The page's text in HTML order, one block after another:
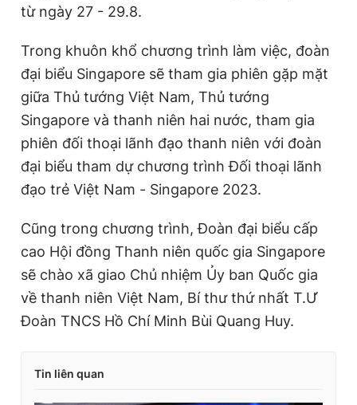
từ ngày 27 - 29.8.
Trong khuôn khổ chương trình làm việc, đoàn
đại biểu Singapore sẽ tham gia phiên gặp mặt
giữa Thủ tướng Việt Nam, Thủ tướng
Singapore và thanh niên hai nước, tham gia
phiên đối thoại lãnh đạo thanh niên với đoàn
đại biểu tham dự chương trình Đối thoại lãnh
đạo trẻ Việt Nam - Singapore 2023.
Cũng trong chương trình, Đoàn đại biểu cấp
cao Hội đồng Thanh niên quốc gia Singapore
sẽ chào xã giao Chủ nhiệm Ủy ban Quốc gia
về thanh niên Việt Nam, Bí thư thứ nhất T.Ư
Đoàn TNCS Hồ Chí Minh Bùi Quang Huy.
Tin liên quan